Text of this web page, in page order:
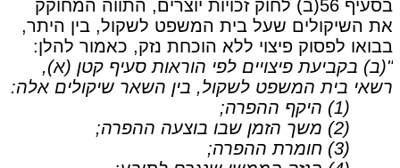
בסעיף 56(ב) לחוק זכויות יוצרים, התווה המחוקק
את השיקולים שעל בית המשפט לשקול, בין היתר,
בבואו לפסוק פיצוי ללא הוכחת נזק, כאמור להלן:
"(ב) בקביעת פיצויים לפי הוראות סעיף קטן (א),
רשאי בית המשפט לשקול, בין השאר שיקולים אלה:
(1) היקף ההפרה;
(2) משך הזמן שבו בוצעה ההפרה;
(3) חומרת ההפרה;